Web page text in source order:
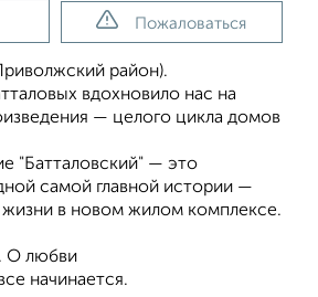
Пожаловаться
район).
вдохновило нас на
— целого цикла домов
"Батталовский" — это
самой главной истории —
жизни в новом жилом комплексе.
О любви
начинается.